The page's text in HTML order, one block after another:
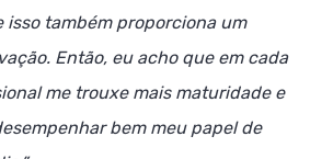
isso também proporciona um
Então, eu acho que em cada
me trouxe mais maturidade e
bem meu papel de